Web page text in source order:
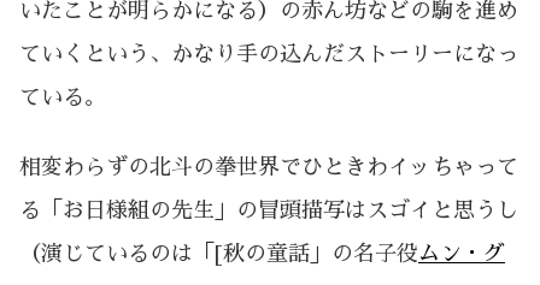
いたことが明らかになる）の赤ん坊などの駒を進め
ていくという、かなり手の込んだストーリーになっ
ている。
相変わらずの北斗の拳世界でひときわイッちゃって
る「お日様組の先生」の冒頭描写はスゴイと思うし
（演じているのは「[秋の童話」の名子役ムン・グ